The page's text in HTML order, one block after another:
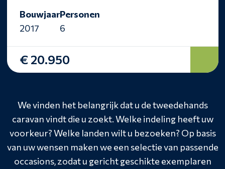
Bouwjaar
2017
Personen
6
€ 20.950
We vinden het belangrijk dat u de tweedehands
caravan vindt die u zoekt. Welke indeling heeft uw
voorkeur? Welke landen wilt u bezoeken? Op basis
van uw wensen maken we een selectie van passende
occasions, zodat u gericht geschikte exemplaren